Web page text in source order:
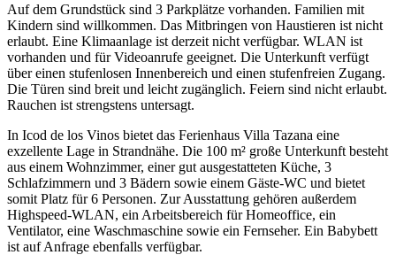
Auf dem Grundstück sind 3 Parkplätze vorhanden. Familien mit
Kindern sind willkommen. Das Mitbringen von Haustieren ist nicht
erlaubt. Eine Klimaanlage ist derzeit nicht verfügbar. WLAN ist
vorhanden und für Videoanrufe geeignet. Die Unterkunft verfügt
über einen stufenlosen Innenbereich und einen stufenfreien Zugang.
Die Türen sind breit und leicht zugänglich. Feiern sind nicht erlaubt.
Rauchen ist strengstens untersagt.
In Icod de los Vinos bietet das Ferienhaus Villa Tazana eine
exzellente Lage in Strandnähe. Die 100 m² große Unterkunft besteht
aus einem Wohnzimmer, einer gut ausgestatteten Küche, 3
Schlafzimmern und 3 Bädern sowie einem Gäste-WC und bietet
somit Platz für 6 Personen. Zur Ausstattung gehören außerdem
Highspeed-WLAN, ein Arbeitsbereich für Homeoffice, ein
Ventilator, eine Waschmaschine sowie ein Fernseher. Ein Babybett
ist auf Anfrage ebenfalls verfügbar.